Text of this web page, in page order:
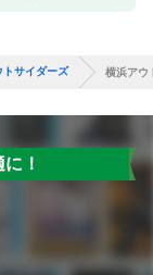
トサイダーズ 横浜ア
！